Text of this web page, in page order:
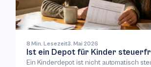
8 Min. Lesezeit3. Mai 2026
Ist ein Depot für Kinder
Ein Kinderdepot ist nicht automatisch